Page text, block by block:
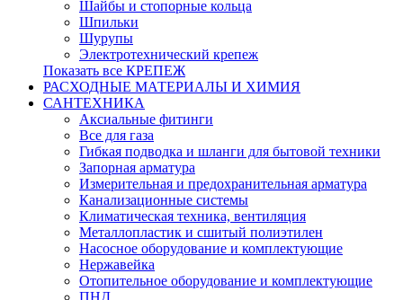
Шайбы и стопорные кольца
Шпильки
Шурупы
Электротехнический крепеж
Показать все КРЕПЕЖ
РАСХОДНЫЕ МАТЕРИАЛЫ И ХИМИЯ
САНТЕХНИКА
Аксиальные фитинги
Все для газа
Гибкая подводка и шланги для бытовой техники
Запорная арматура
Измерительная и предохранительная арматура
Канализационные системы
Климатическая техника, вентиляция
Металлопластик и сшитый полиэтилен
Насосное оборудование и комплектующие
Нержавейка
Отопительное оборудование и комплектующие
ПНД